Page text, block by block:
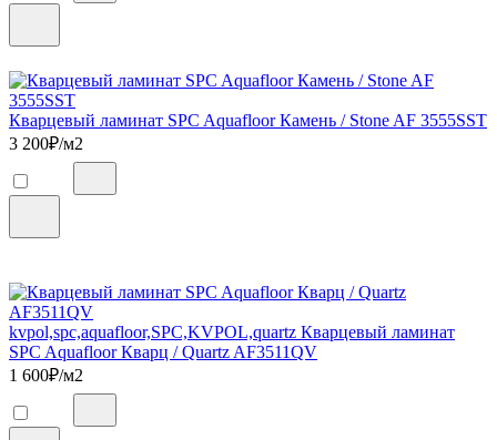
Кварцевый ламинат SPC Aquafloor Камень / Stone AF 3555SST
3 200₽/м2
kvpol,spc,aquafloor,SPC,KVPOL,quartz Кварцевый ламинат
SPC Aquafloor Кварц / Quartz AF3511QV
1 600₽/м2